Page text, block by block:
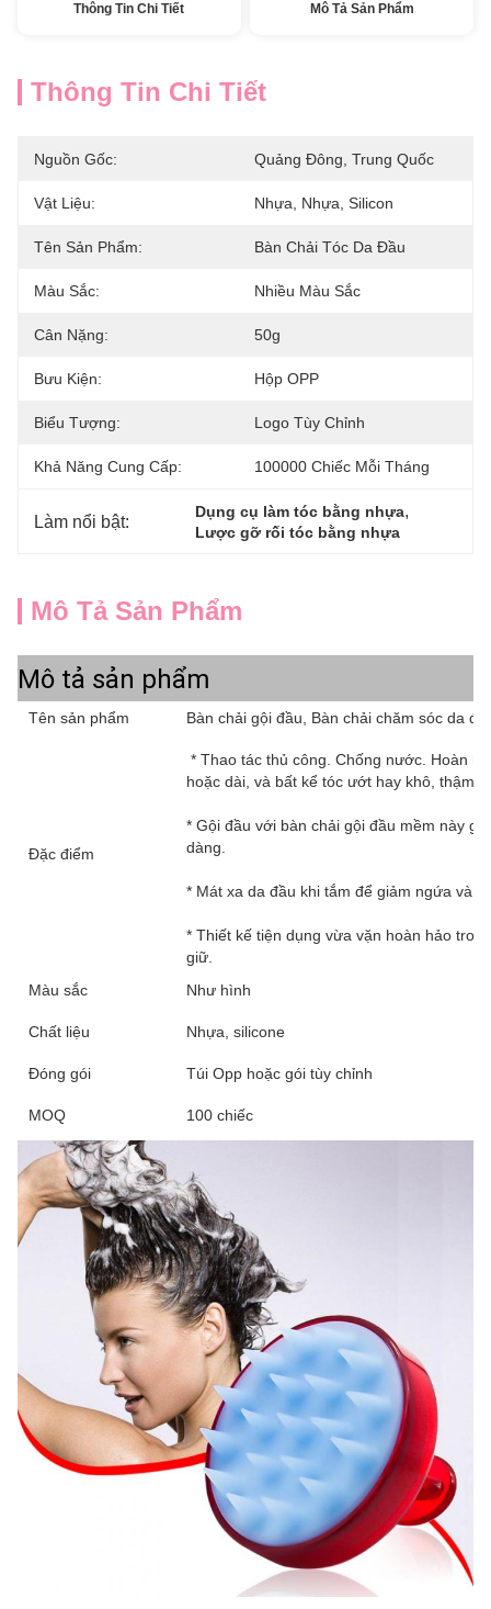
Thông Tin Chi Tiết Mô Tả Sản Phẩm
Thông Tin Chi Tiết
Nguồn Gốc: Quảng Đông, Trung Quốc
Vật Liệu: Nhựa, Nhựa, Silicon
Tên Sản Phẩm: Bàn Chải Tóc Da Đầu
Màu Sắc: Nhiều Màu Sắc
Cân Nặng: 50g
Bưu Kiện: Hộp OPP
Biểu Tượng: Logo Tùy Chỉnh
Khả Năng Cung Cấp: 100000 Chiếc Mỗi Tháng
Làm nổi bật: Dụng cụ làm tóc bằng nhựa,
Lược gỡ rối tóc bằng nhựa
Mô Tả Sản Phẩm
Mô tả sản phẩm
Tên sản phẩm Bàn chải gội đầu, Bàn chải chăm sóc da
Đặc điểm
* Thao tác thủ công. Chống nước. Hoàn
hoặc dài, và bất kể tóc ướt hay khô, thậm
* Gội đầu với bàn chải gội đầu mềm này
dàng.
* Mát xa da đầu khi tắm để giảm ngứa và
* Thiết kế tiện dụng vừa vặn hoàn hảo
giữ.
Màu sắc
Như hình
Chất liệu Nhựa, silicone
Đóng gói Túi Opp hoặc gói tùy chỉnh
MOQ 100 chiếc